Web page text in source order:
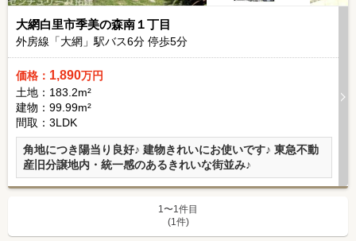
大網白里市季美の森南１丁目
外房線「大網」駅バス6分 停歩5分
価格： 1,890万円
土地：183.2m²
建物：99.99m²
間取：3LDK
角地につき陽当り良好♪ 建物きれいにお使いです♪ 東急不動
産旧分譲地内・統一感のあるきれいな街並み♪
1〜1件目
(1件)